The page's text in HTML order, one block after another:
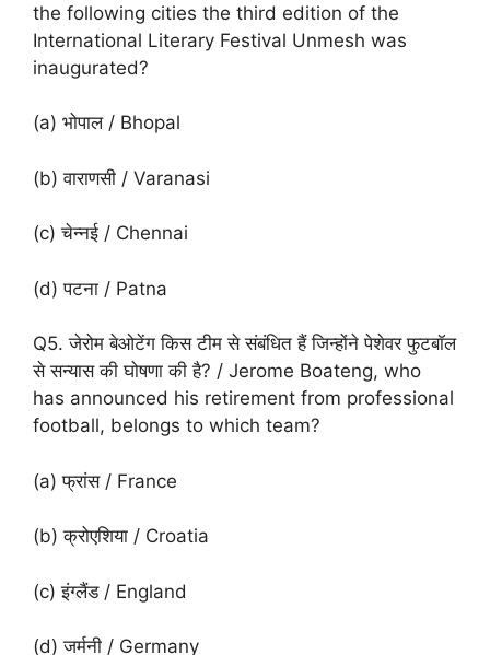
the following cities the third edition of the
International Literary Festival Unmesh was
inaugurated?
(a) भोपाल / Bhopal
(b) वाराणसी / Varanasi
(c) चेन्नई / Chennai
(d) पटना / Patna
Q5. जेरोम बेओटेंग किस टीम से संबंधित हैं जिन्होंने पेशेवर फुटबॉल
से सन्यास की घोषणा की है? / Jerome Boateng, who
has announced his retirement from professional
football, belongs to which team?
(a) फ्रांस / France
(b) क्रोएशिया / Croatia
(c) इंग्लैंड / England
(d) जर्मनी / Germany